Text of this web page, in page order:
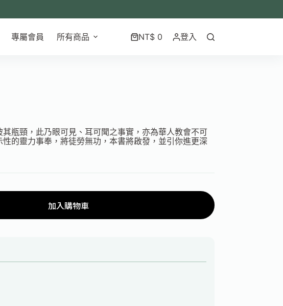
專屬會員 所有商品 NT$0 登入
瓶頸，此乃眼可見、耳可聞之事實，亦為華人教會不可
的靈力事奉，將徒勞無功，本書將啟發，並引你進更深
加入購物車